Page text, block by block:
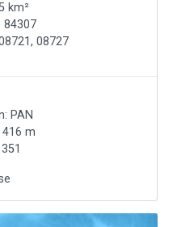
km²
84307
08727
PAN
416 m